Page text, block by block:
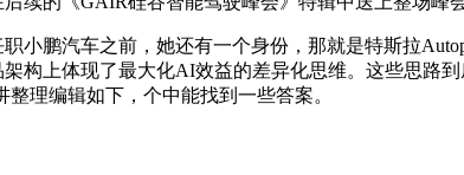
鹏汽车之前，她还有一个身份，那就是特斯拉
构上体现了最大化AI效益的差异化思维。这些思路
理编辑如下，个中能找到一些答案。